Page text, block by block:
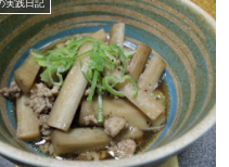
実践日記